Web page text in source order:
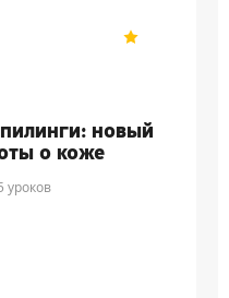
новый
о коже
уроков